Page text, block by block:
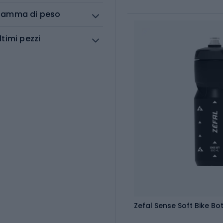
di peso
pezzi
Zefal Sense Soft Bike